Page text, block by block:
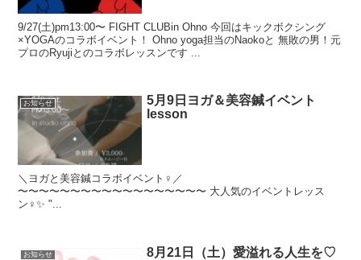
9/27(土)pm13:00〜 FIGHT CLUBin Ohno 今回はキックボクシング
×YOGAのコラボイベント！ Ohno yoga担当のNaokoと 無敗の男！元
プロのRyujiとのコラボレッスンです ...
お知らせ
5月9日ヨガ＆美容鍼イベント
lesson
＼ヨガと美容鍼コラボイベント‍♀️／
〜〜〜〜〜〜〜〜〜〜〜〜〜〜〜〜〜〜 大人気のイベントレッス
ン‍♀️✨ "...
お知らせ 8月21日（土）愛溢れる人生を♡